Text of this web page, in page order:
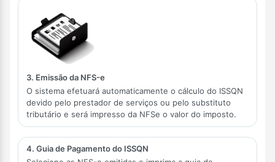
3. Emissão da NFS-e
O sistema efetuará automaticamente o cálculo do ISSQN
devido pelo prestador de serviços ou pelo substituto
tributário e será impresso da NFSe o valor do imposto.
4. Guia de Pagamento do ISSQN